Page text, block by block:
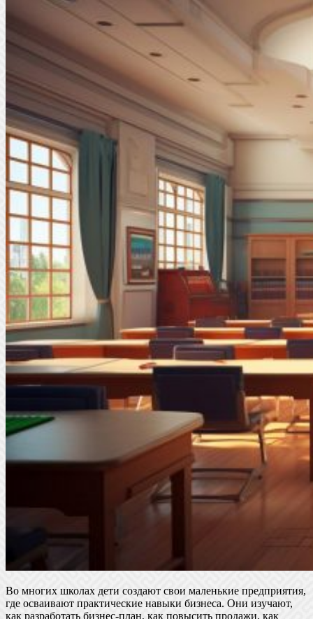
Во многих школах дети создают свои маленькие предприятия,
где осваивают практические навыки бизнеса. Они изучают,
как разработать бизнес-план, как повысить продажи, как